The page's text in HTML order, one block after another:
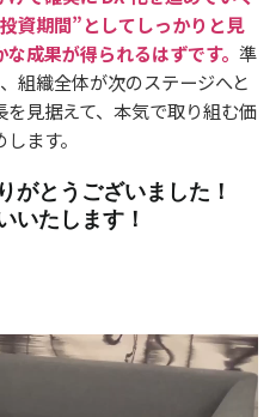
資期間”としてしっかりと見
成果が得られるはずです。 準
組織全体が次のステージへと
見据えて、本気で取り組む価
ます。
がとうございました！
いたします！